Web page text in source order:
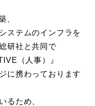
、
ステムのインフラを
研社と共同で
（人事）』
に携わっております
るため、